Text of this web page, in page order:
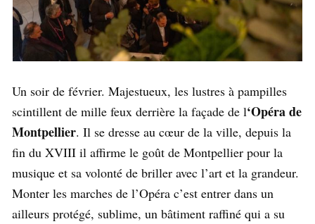
Un soir de février. Majestueux, les lustres à pampilles
scintillent de mille feux derrière la façade de l‘Opéra de
Montpellier. Il se dresse au cœur de la ville, depuis la
fin du XVIII il affirme le goût de Montpellier pour la
musique et sa volonté de briller avec l’art et la grandeur.
Monter les marches de l’Opéra c’est entrer dans un
ailleurs protégé, sublime, un bâtiment raffiné qui a su